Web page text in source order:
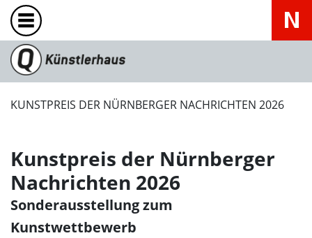
KUNSTPREIS DER NÜRNBERGER NACHRICHTEN 2026
Kunstpreis der Nürnberger
Nachrichten 2026
Sonderausstellung zum
Kunstwettbewerb